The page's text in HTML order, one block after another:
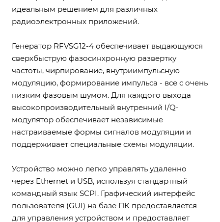
идеальным решением для различных
радиоэлектронных приложений.
Генератор RFVSG12-4 обеспечивает выдающуюся
сверхбыструю фазосинхронную развертку
частоты, чирпирование, внутриимпульсную
модуляцию, формирование импульса - все с очень
низким фазовым шумом. Для каждого выхода
высокопроизводительный внутренний I/Q-
модулятор обеспечивает независимые
настраиваемые формы сигналов модуляции и
поддерживает специальные схемы модуляции.
Устройство можно легко управлять удаленно
через Ethernet и USB, используя стандартный
командный язык SCPI. Графический интерфейс
пользователя (GUI) на базе ПК предоставляется
для управления устройством и предоставляет